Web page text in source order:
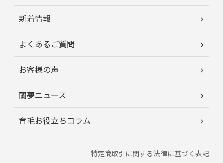
新着情報
よくあるご質問
お客様の声
蘭夢ニュース
育毛お役立ちコラム
特定商取引に関する法律に基づく表記